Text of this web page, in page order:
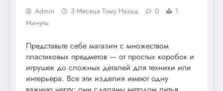
Admin 3 Месяца Тому Назад 0
1
Минуты
Представьте себе магазин с множеством
пластиковых предметов — от простых коробок и
игрушек до сложных деталей для техники или
интерьера. Все эти изделия имеют одну